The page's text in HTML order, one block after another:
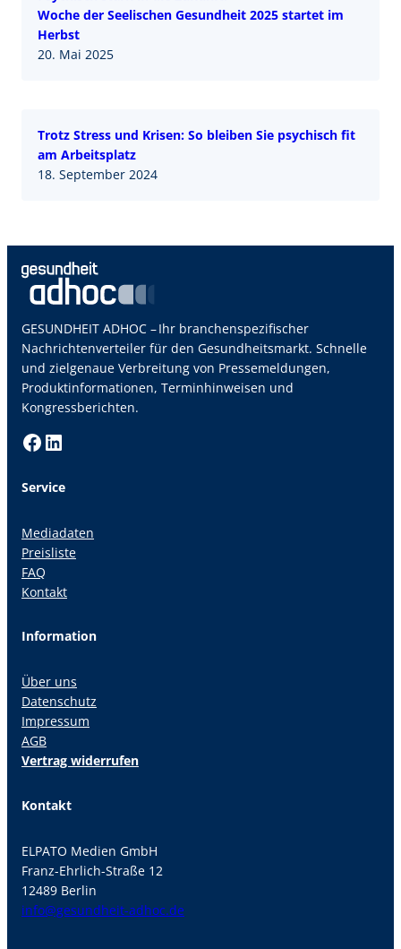
Woche der Seelischen Gesundheit 2025 startet im
Herbst
20. Mai 2025
Trotz Stress und Krisen: So bleiben Sie psychisch fit
am Arbeitsplatz
18. September 2024
GESUNDHEIT ADHOC – Ihr branchenspezifischer
Nachrichtenverteiler für den Gesundheitsmarkt. Schnelle
und zielgenaue Verbreitung von Pressemeldungen,
Produktinformationen, Terminhinweisen und
Kongressberichten.
Facebook LinkedIn
Service
Mediadaten
Preisliste
FAQ
Kontakt
Information
Über uns
Datenschutz
Impressum
AGB
Vertrag widerrufen
Kontakt
ELPATO Medien GmbH
Franz-Ehrlich-Straße 12
12489 Berlin
info@gesundheit-adhoc.de